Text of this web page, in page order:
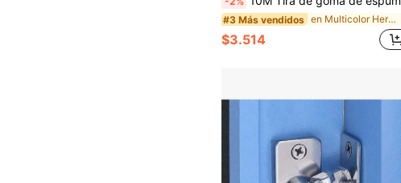
#3 Más vendidos en Multicolor Herrajes para ventanas
$3.514